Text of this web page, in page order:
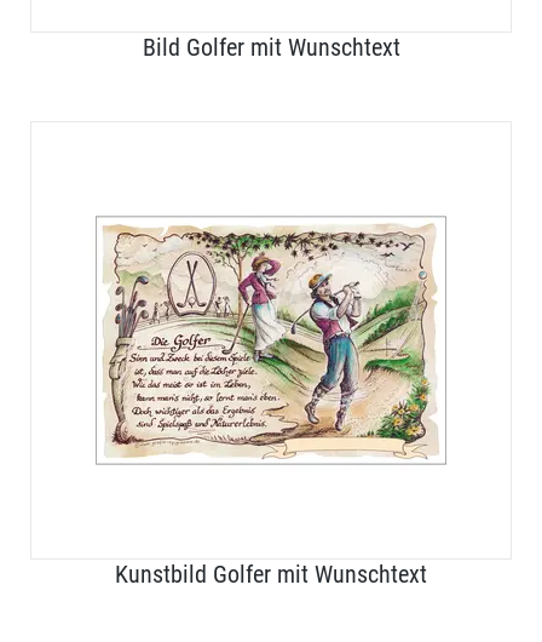
Bild Golfer mit Wunschtext
Kunstbild Golfer mit Wunschtext